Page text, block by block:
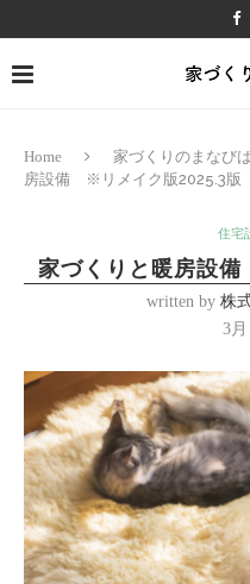
Home 家づくりのまなび
房設備 ※リメイク版2025.3版
住宅
家づくりと暖房設
written by 株
3月